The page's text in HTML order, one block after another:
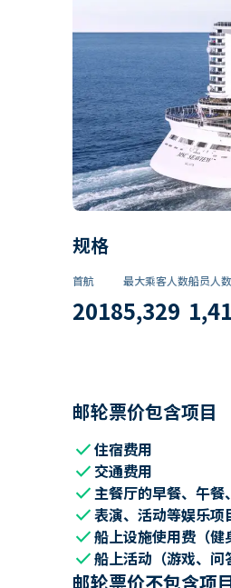
规格
首航
2018
最大乘客人数
5,329
船员人数
邮轮票价包含项目
check住宿费用
check 交通费用
check主餐厅的早餐、午餐
check表演、活动等娱乐项
check船上设施使用费（健
check船上活动（游戏、问
邮轮票价不包含项